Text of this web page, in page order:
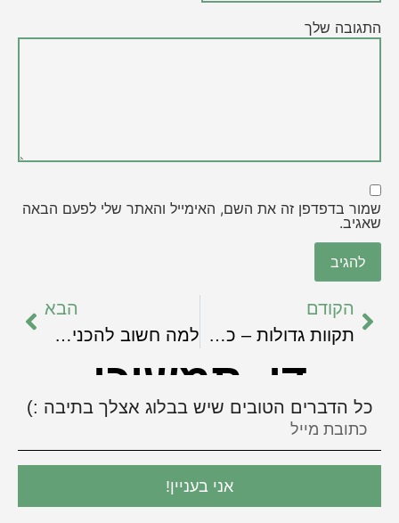
התגובה שלך
שמור בדפדפן זה את השם, האימייל והאתר שלי לפעם הבאה
שאגיב.
הקודם
תקוות גדולות – כל מה שאתם חושבים שצריך לקרות כשאתם כותבים, ולא קורה.
הבא
למה חשוב להכניס את הכתיבה ללו"ז הקבוע שלנו?
די, תמשיכי
כל הדברים הטובים שיש בבלוג אצלך בתיבה :)
אני בעניין!